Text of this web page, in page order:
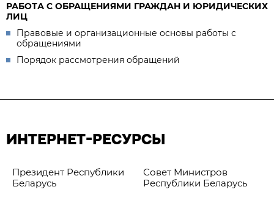
РАБОТА С ОБРАЩЕНИЯМИ ГРАЖДАН И ЮРИДИЧЕСКИХ
ЛИЦ
Правовые и организационные основы работы с
обращениями
Порядок рассмотрения обращений
ИНТЕРНЕТ-РЕСУРСЫ
Президент Республики
Беларусь
Совет Министров
Республики Беларусь